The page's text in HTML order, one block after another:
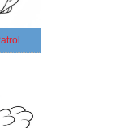
Tekenen Skye Paw Patrol gratis afdrukbaar